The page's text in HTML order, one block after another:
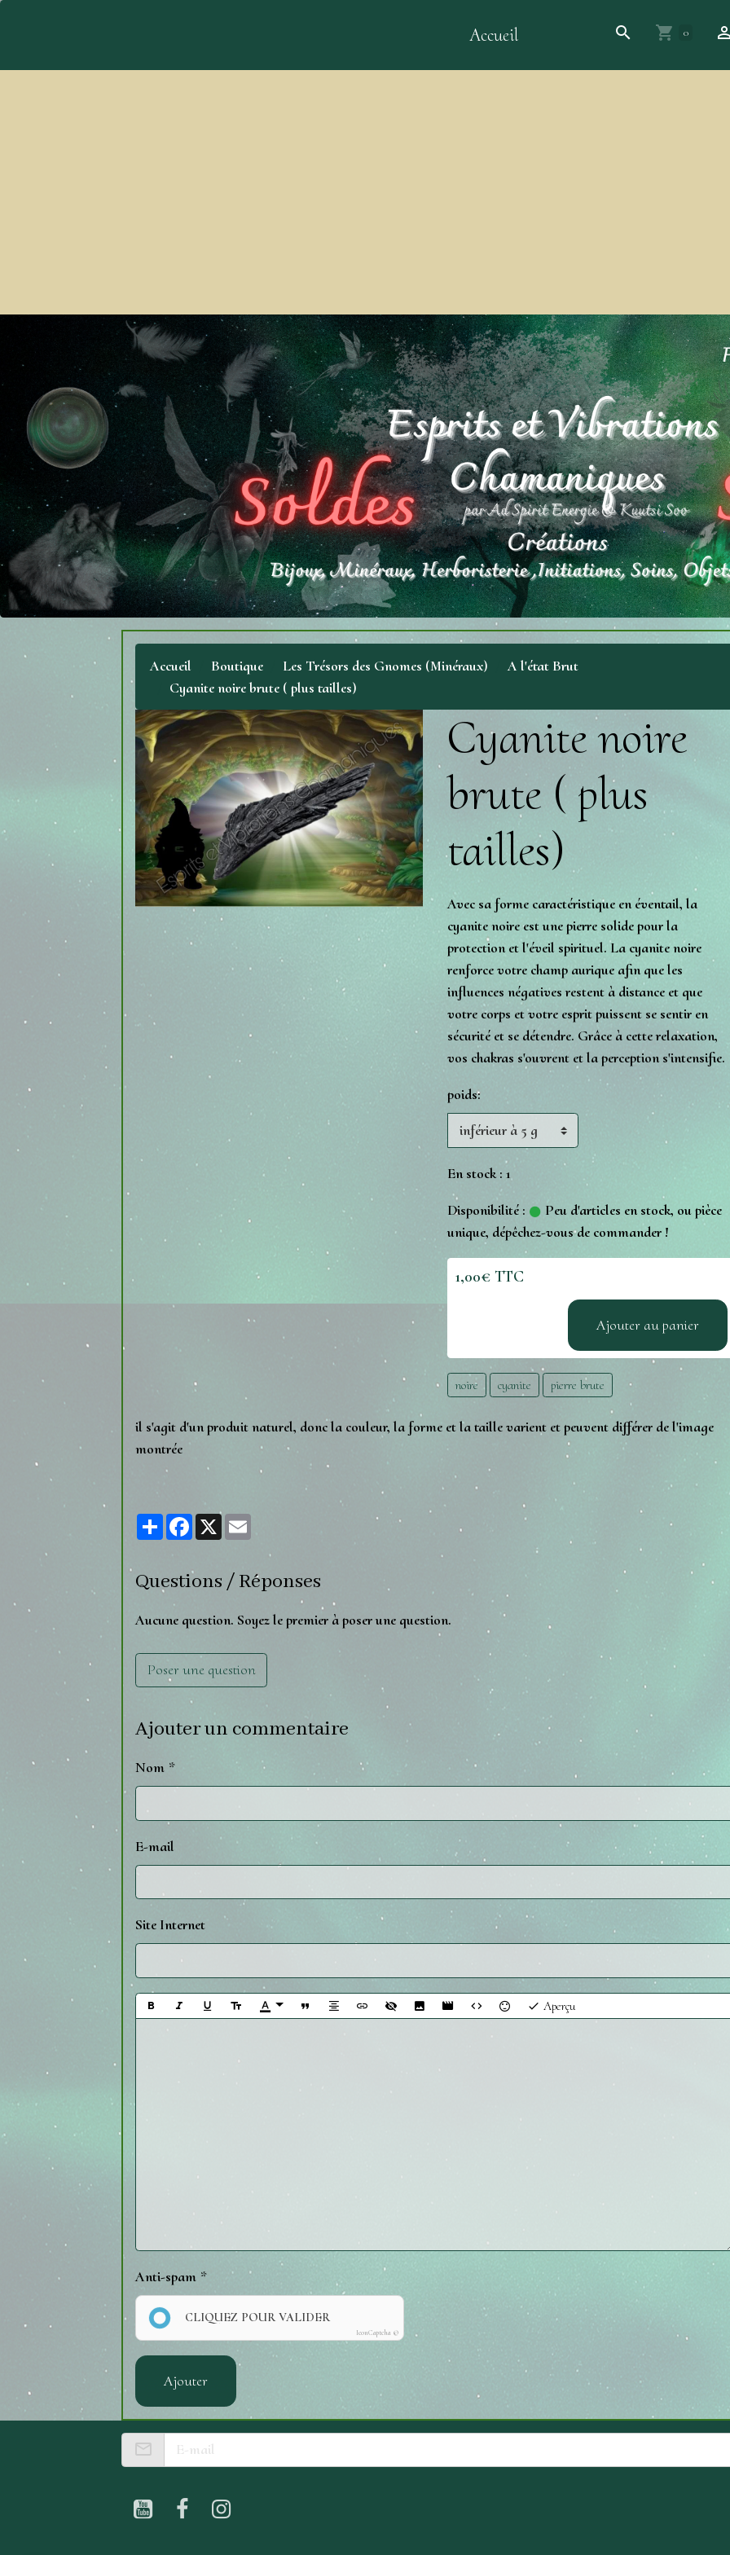
Accueil 0
Accueil Boutique Les Trésors des Gnomes (Minéraux)
A l'état Brut
Cyanite noire brute ( plus tailles)
Cyanite noire
brute ( plus
tailles)
Avec sa forme caractéristique en éventail, la
cyanite noire est une pierre solide pour la
protection et l'éveil spirituel. La cyanite noire
renforce votre champ aurique afin que les
influences négatives restent à distance et que
votre corps et votre esprit puissent se sentir en
sécurité et se détendre. Grâce à cette relaxation,
vos chakras s'ouvrent et la perception s'intensifie.
poids:
En stock : 1
Disponibilité :
Peu d'articles en stock, ou pièce
unique, dépêchez-vous de commander !
1,00€ TTC
Ajouter au panier
noire cyanite pierre brute
il s'agit d'un produit naturel, donc la couleur, la forme et la taille varient et peuvent différer de l'image
montrée
PartagerFacebook
X
Questions / Réponses
Aucune question. Soyez le premier à poser une question.
Poser une question
Ajouter un commentaire
Nom
E-mail
Site Internet
Aperçu
Anti-spam
CLIQUEZ POUR VALIDER
IconCaptcha ©
Ajouter